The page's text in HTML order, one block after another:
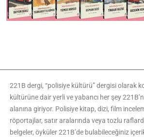
221B dergi, “polisiye kültürü” dergisi olarak
kültürüne dair yerli ve yabancı her şey
alanına giriyor. Polisiye kitap, dizi, film
röportajlar, satır aralarında veya tozlu
belgeler, öyküler 221B’de bulabileceğiniz